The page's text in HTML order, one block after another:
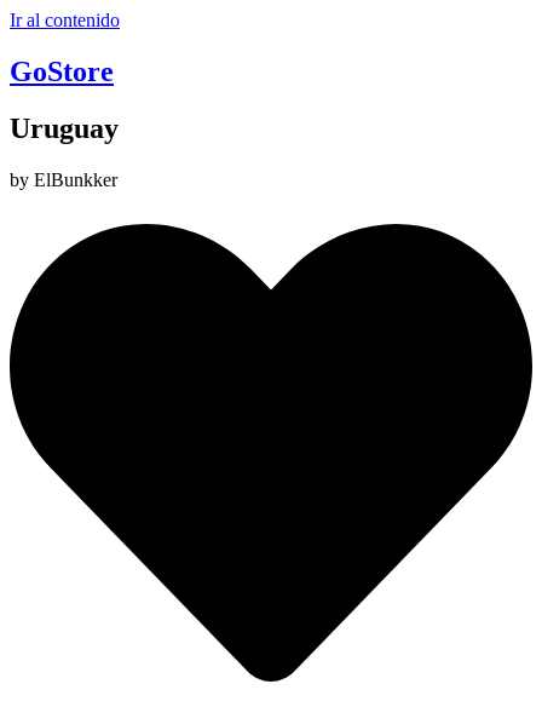
Ir al contenido
GoStore
Uruguay
by ElBunkker